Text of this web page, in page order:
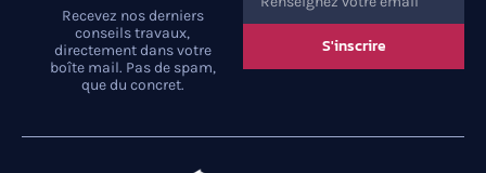
Recevez nos derniers
conseils travaux,
directement dans votre
boîte mail. Pas de spam,
que du concret.
S'inscrire